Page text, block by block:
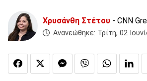
Χρυσάνθη Στέτου - CNN
Ανανεώθηκε: Τρίτη, 02